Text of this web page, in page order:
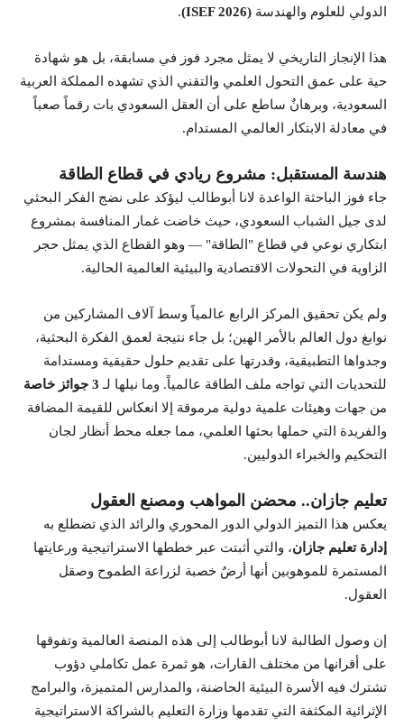
الدولي للعلوم والهندسة (ISEF 2026)
.
هذا الإنجاز التاريخي لا يمثل مجرد فوز في مسابقة، بل هو شهادة
حية على عمق التحول العلمي والتقني الذي تشهده المملكة العربية
السعودية، وبرهانٌ ساطع على أن العقل السعودي بات رقماً صعباً
في معادلة الابتكار العالمي المستدام.
هندسة المستقبل: مشروع ريادي في قطاع الطاقة
جاء فوز الباحثة الواعدة لانا أبوطالب ليؤكد على نضج الفكر البحثي
لدى جيل الشباب السعودي، حيث خاضت غمار المنافسة بمشروع
ابتكاري نوعي في قطاع "الطاقة" — وهو القطاع الذي يمثل حجر
الزاوية في التحولات الاقتصادية والبيئية العالمية الحالية.
ولم يكن تحقيق المركز الرابع عالمياً وسط آلاف المشاركين من
نوابغ دول العالم بالأمر الهين؛ بل جاء نتيجة لعمق الفكرة البحثية،
وجدواها التطبيقية، وقدرتها على تقديم حلول حقيقية ومستدامة
للتحديات التي تواجه ملف الطاقة عالمياً. وما نيلها لـ 3 جوائز خاصة
من جهات وهيئات علمية دولية مرموقة إلا انعكاس للقيمة المضافة
والفريدة التي حملها بحثها العلمي، مما جعله محط أنظار لجان
التحكيم والخبراء الدوليين.
تعليم جازان.. محضن المواهب ومصنع العقول
يعكس هذا التميز الدولي الدور المحوري والرائد الذي تضطلع به
إدارة تعليم جازان، والتي أثبتت عبر خططها الاستراتيجية ورعايتها
المستمرة للموهوبين أنها أرضٌ خصبة لزراعة الطموح وصقل
العقول.
إن وصول الطالبة لانا أبوطالب إلى هذه المنصة العالمية وتفوقها
على أقرانها من مختلف القارات، هو ثمرة عمل تكاملي دؤوب
تشترك فيه الأسرة البيئية الحاضنة، والمدارس المتميزة، والبرامج
الإثرائية المكثفة التي تقدمها وزارة التعليم بالشراكة الاستراتيجية